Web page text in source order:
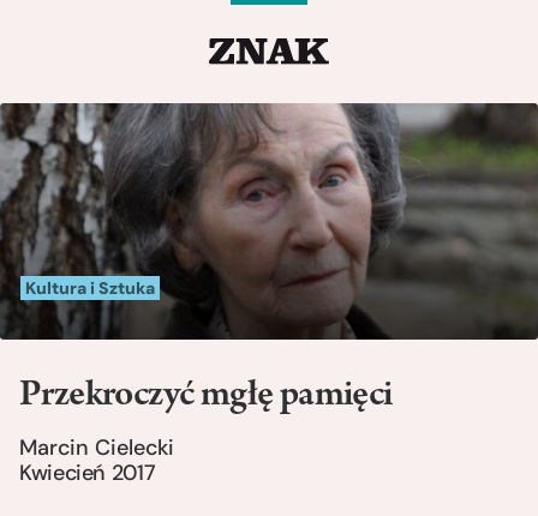
Kultura i Sztuka
Przekroczyć mgłę pamięci
Marcin Cielecki
Kwiecień 2017